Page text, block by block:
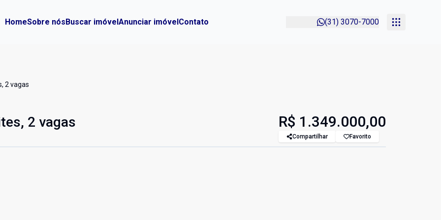
HomeSobre nósBuscar imóvelAnunciar imóvelContato (31) 3070-7000
2 vagas
2 vagas R$ 1.349.000,00
Compartilhar Favorito